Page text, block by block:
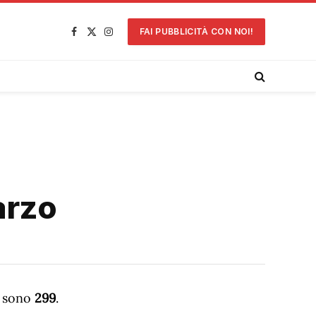
Facebook
X
Instagram
FAI PUBBLICITÀ CON NOI!
299.